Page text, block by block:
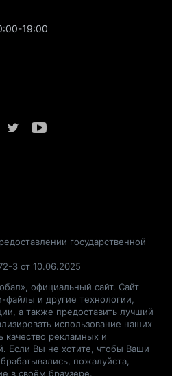
19:00
государственной
3 от 10.06.2025
официальный сайт. Сайт
файлы и другие технологии,
а также предоставить лучший
использование наших
качество рекламных и
Если Вы не хотите, чтобы Ваши
пожалуйста,
в своём браузере.